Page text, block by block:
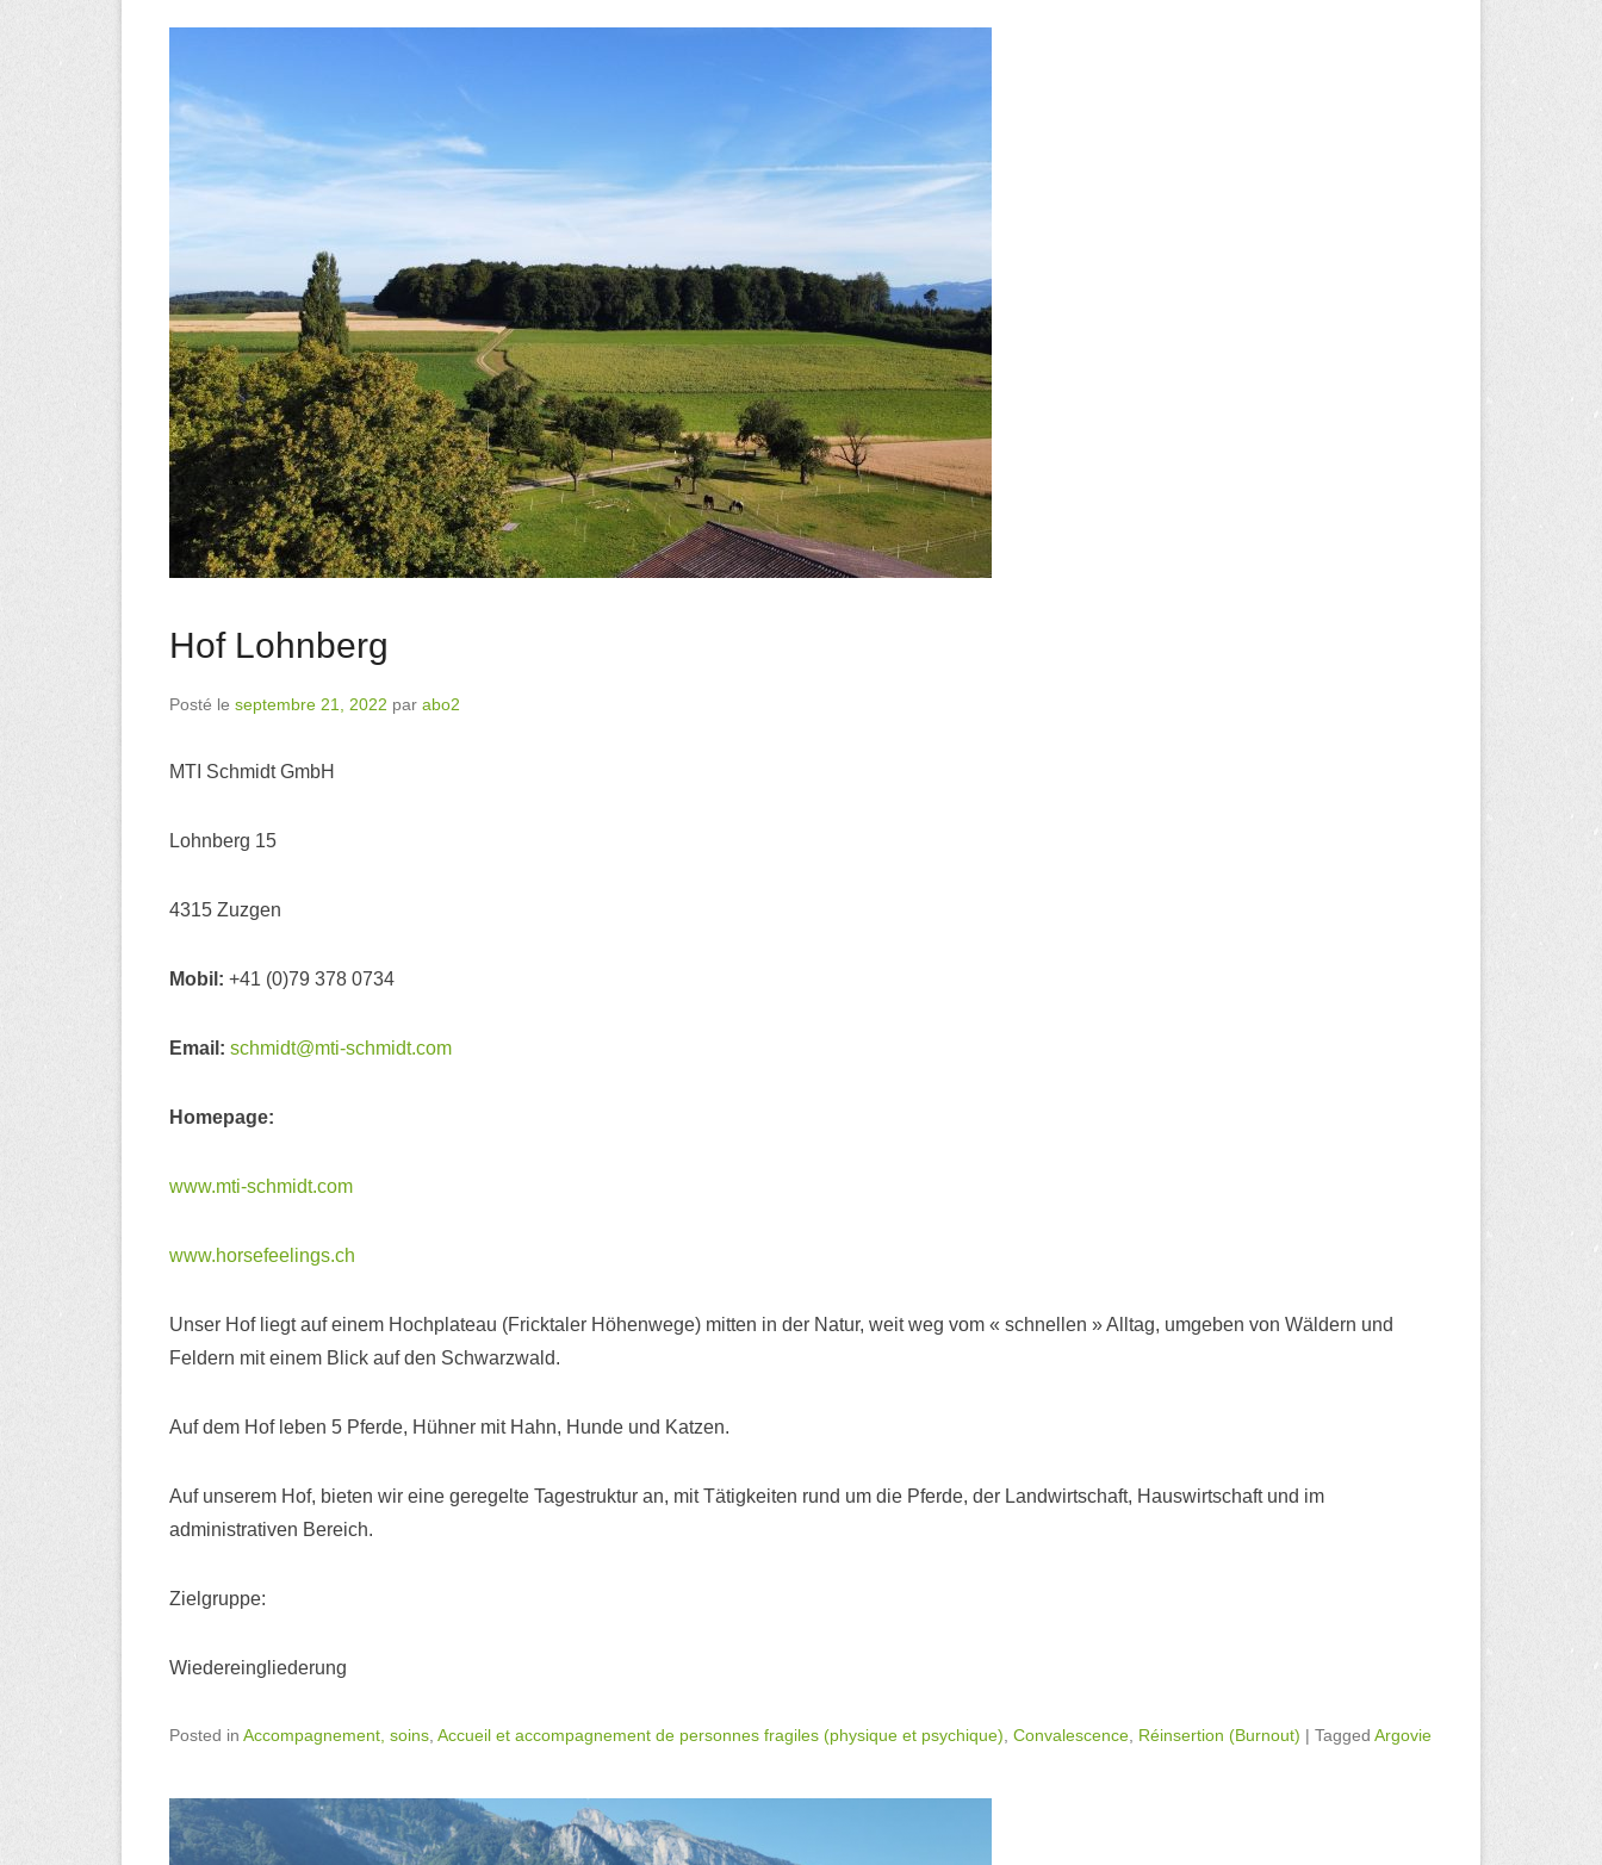
Hof Lohnberg
Posté le septembre 21, 2022 par abo2
MTI Schmidt GmbH
Lohnberg 15
4315 Zuzgen
Mobil: +41 (0)79 378 0734
Email: schmidt@mti-schmidt.com
Homepage:
www.mti-schmidt.com
www.horsefeelings.ch
Unser Hof liegt auf einem Hochplateau (Fricktaler Höhenwege) mitten in der Natur, weit weg vom « schnellen » Alltag, umgeben von Wäldern und
Feldern mit einem Blick auf den Schwarzwald.
Auf dem Hof leben 5 Pferde, Hühner mit Hahn, Hunde und Katzen.
Auf unserem Hof, bieten wir eine geregelte Tagestruktur an, mit Tätigkeiten rund um die Pferde, der Landwirtschaft, Hauswirtschaft und im
administrativen Bereich.
Zielgruppe:
Wiedereingliederung
Posted in Accompagnement, soins Accueil et accompagnement de personnes fragiles (physique et psychique) Convalescence Réinsertion (Burnout) | Tagged Argovie